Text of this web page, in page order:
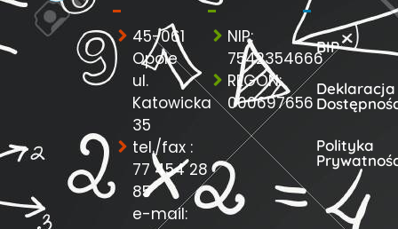
45-061
Opole
ul.
Katowicka
35
tel./fax :
77 454 28
85
e-mail:
NIP:
7542354666
REGON:
000697656
BIP
Deklaracja
Polityka